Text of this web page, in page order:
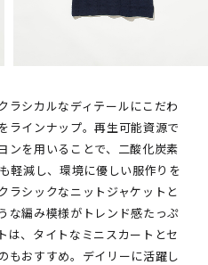
ラシカルなディテールにこだわ
ラインナップ。再生可能資源で
ンを用いることで、二酸化炭素
軽減し、環境に優しい服作りを
ラシックなニットジャケットと
な編み模様がトレンド感たっぷ
は、タイトなミニスカートとセ
もおすすめ。デイリーに活躍し